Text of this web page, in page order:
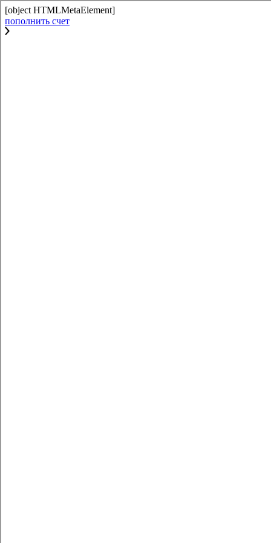
[object HTMLMetaElement]
пополнить счет